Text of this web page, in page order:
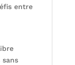
entre
sans